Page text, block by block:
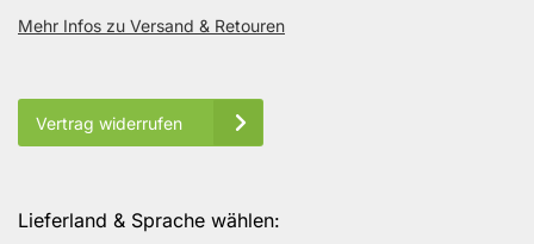
Mehr Infos zu Versand & Retouren
Vertrag widerrufen
Lieferland & Sprache wählen: